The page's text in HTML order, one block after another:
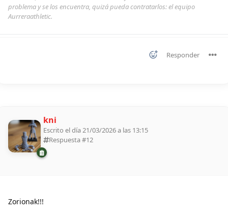
problema y se los encuentra, quizá pueda contratarlos: el equipo
Aurreraathletic.
Responder
kni
Escrito el día 21/03/2026 a las 13:15
Respuesta #12
Zorionak!!!